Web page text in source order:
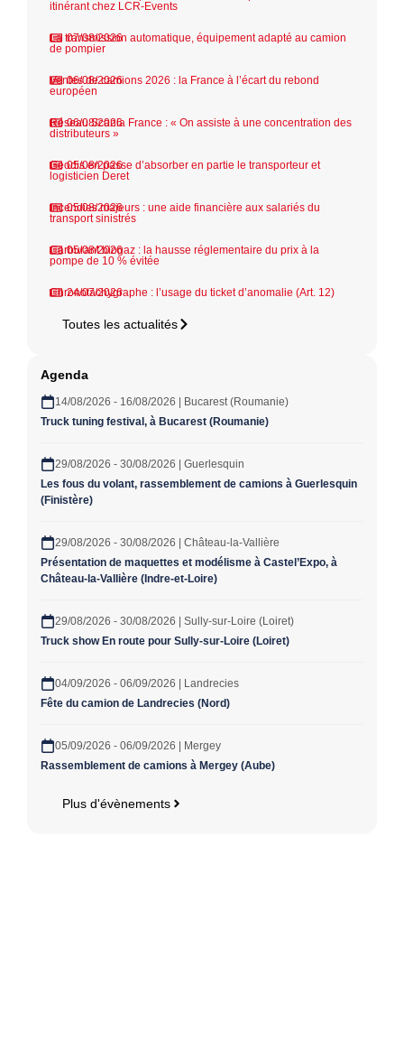
itinérant chez LCR-Events
07/08/2026
La transmission automatique, équipement adapté au camion
de pompier
06/08/2026
Ventes de camions 2026 : la France à l’écart du rebond
européen
06/08/2026
Réseau Scania France : « On assiste à une concentration des
distributeurs »
05/08/2026
Geodis en passe d’absorber en partie le transporteur et
logisticien Deret
05/08/2026
Incendies majeurs : une aide financière aux salariés du
transport sinistrés
05/08/2026
Carburant biogaz : la hausse réglementaire du prix à la
pompe de 10 % évitée
24/07/2026
Chronotachygraphe : l’usage du ticket d’anomalie (Art. 12)
Toutes les actualités
Agenda
14/08/2026 - 16/08/2026 | Bucarest (Roumanie)
Truck tuning festival, à Bucarest (Roumanie)
29/08/2026 - 30/08/2026 | Guerlesquin
Les fous du volant, rassemblement de camions à Guerlesquin
(Finistère)
29/08/2026 - 30/08/2026 | Château-la-Vallière
Présentation de maquettes et modélisme à Castel’Expo, à
Château-la-Vallière (Indre-et-Loire)
29/08/2026 - 30/08/2026 | Sully-sur-Loire (Loiret)
Truck show En route pour Sully-sur-Loire (Loiret)
04/09/2026 - 06/09/2026 | Landrecies
Fête du camion de Landrecies (Nord)
05/09/2026 - 06/09/2026 | Mergey
Rassemblement de camions à Mergey (Aube)
Plus d'évènements